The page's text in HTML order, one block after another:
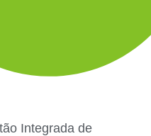
Integrada de